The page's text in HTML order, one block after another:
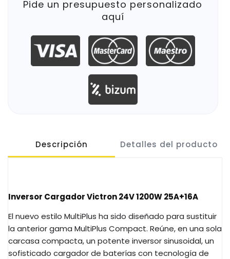
Pide un presupuesto personalizado
aquí
Descripción Detalles del producto
Inversor Cargador Victron 24V 1200W 25A+16A
El nuevo estilo MultiPlus ha sido diseñado para sustituir
la anterior gama MultiPlus Compact. Reúne, en una sola
carcasa compacta, un potente inversor sinusoidal, un
sofisticado cargador de baterías con tecnología de